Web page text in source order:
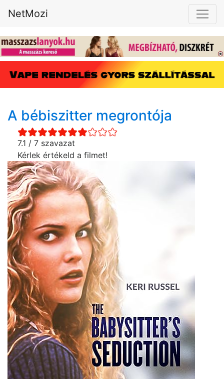
NetMozi
A bébiszitter megrontója
7.1 / 7 szavazat
Kérlek értékeld a filmet!